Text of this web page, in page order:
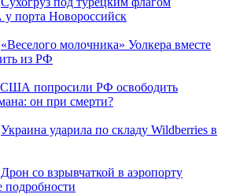
порта Новороссийск
«Веселого молочника» Уолкера вместе
из РФ
США попросили РФ освободить
он при смерти?
Украина ударила по складу Wildberries в
Дрон со взрывчаткой в аэропорту
подробности